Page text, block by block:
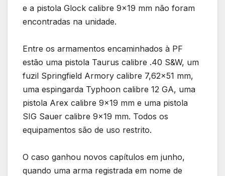
e a pistola Glock calibre 9×19 mm não foram
encontradas na unidade.
Entre os armamentos encaminhados à PF
estão uma pistola Taurus calibre .40 S&W, um
fuzil Springfield Armory calibre 7,62×51 mm,
uma espingarda Typhoon calibre 12 GA, uma
pistola Arex calibre 9×19 mm e uma pistola
SIG Sauer calibre 9×19 mm. Todos os
equipamentos são de uso restrito.
O caso ganhou novos capítulos em junho,
quando uma arma registrada em nome de